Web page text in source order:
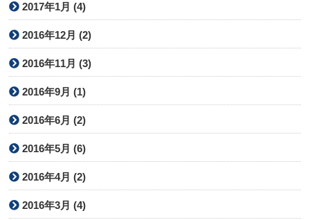
2017年1月 (4)
2016年12月 (2)
2016年11月 (3)
2016年9月 (1)
2016年6月 (2)
2016年5月 (6)
2016年4月 (2)
2016年3月 (4)